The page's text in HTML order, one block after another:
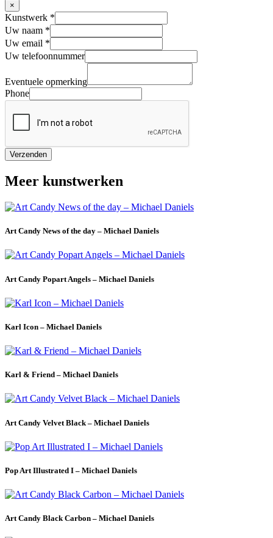
×
Kunstwerk *
Uw naam *
Uw email *
Uw telefoonnummer
Eventuele opmerking
Phone
Verzenden
Meer kunstwerken
Art Candy News of the day – Michael Daniels
Art Candy Popart Angels – Michael Daniels
Karl Icon – Michael Daniels
Karl & Friend – Michael Daniels
Art Candy Velvet Black – Michael Daniels
Pop Art Illustrated I – Michael Daniels
Art Candy Black Carbon – Michael Daniels